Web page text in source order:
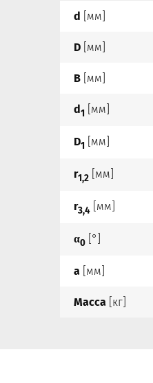
d [мм]
D [мм]
B [мм]
d1 [мм]
D1 [мм]
r1,2 [мм]
r3,4 [мм]
α0 [°]
a [мм]
Масса [кг]